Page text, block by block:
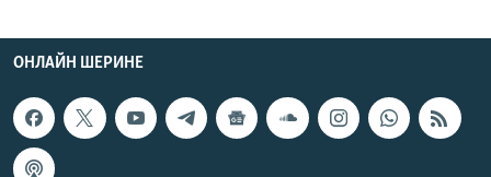
ОНЛАЙН ШЕРИНЕ